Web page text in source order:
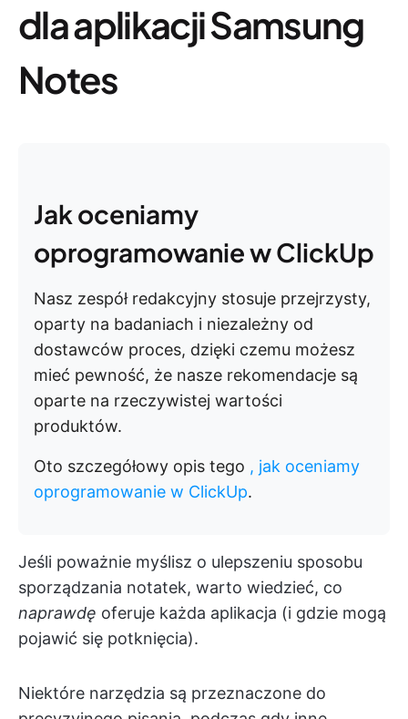
dla aplikacji Samsung
Notes
Jak oceniamy
oprogramowanie w ClickUp
Nasz zespół redakcyjny stosuje przejrzysty,
oparty na badaniach i niezależny od
dostawców proces, dzięki czemu możesz
mieć pewność, że nasze rekomendacje są
oparte na rzeczywistej wartości
produktów.
Oto szczegółowy opis tego , jak oceniamy
oprogramowanie w ClickUp.
Jeśli poważnie myślisz o ulepszeniu sposobu
sporządzania notatek, warto wiedzieć, co
naprawdę oferuje każda aplikacja (i gdzie mogą
pojawić się potknięcia).
Niektóre narzędzia są przeznaczone do